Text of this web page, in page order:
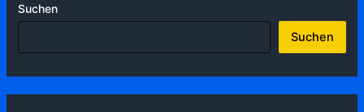
Suchen
Suchen